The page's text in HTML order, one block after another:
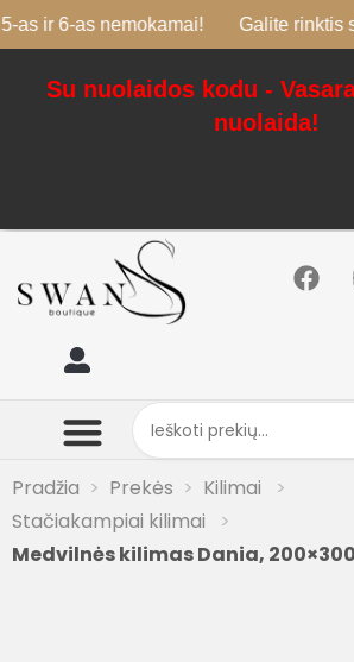
as nemokamai! Galite rinktis
Su nuolaidos kodu -
nuolaida!
Pradžia Prekės
Kilimai
Stačiakampiai kilimai
Medvilnės kilimas Dania,